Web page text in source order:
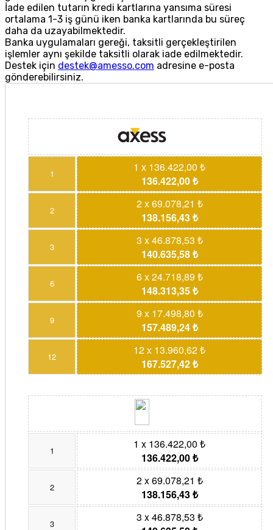
İade edilen tutarın kredi kartlarına yansıma süresi
ortalama 1-3 iş günü iken banka kartlarında bu süreç
daha da uzayabilmektedir.
Banka uygulamaları gereği, taksitli gerçekleştirilen
işlemler aynı şekilde taksitli olarak iade edilmektedir.
Destek için destek@amesso.com adresine e-posta
gönderebilirsiniz.
1
1 x 136.422,00 ₺
136.422,00 ₺
2
2 x 69.078,21 ₺
138.156,43 ₺
3
3 x 46.878,53 ₺
140.635,58 ₺
6
6 x 24.718,89 ₺
148.313,35 ₺
9
9 x 17.498,80 ₺
157.489,24 ₺
12
12 x 13.960,62 ₺
167.527,42 ₺
1
1 x 136.422,00 ₺
136.422,00 ₺
2
2 x 69.078,21 ₺
138.156,43 ₺
3
3 x 46.878,53 ₺